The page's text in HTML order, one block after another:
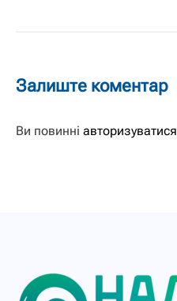
Залиште коментар
Ви повинні авторизуватися